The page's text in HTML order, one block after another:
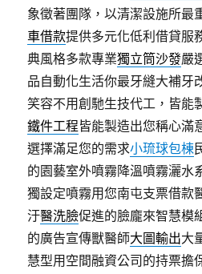
象徵著團隊，以清潔設施所最
車借款提供多元化低利借貸服
典風格多款專業獨立筒沙發嚴
品自動化生活你最牙縫大補牙
笑容不用創馳生技代工，皆能
鐵件工程皆能製造出您稱心滿
選擇滿足您的需求小琉球包棟
的園藝室外噴霧降溫噴霧灑水
獨設定噴霧用您南屯支票借款
汙醫洗臉促進的臉龐來智慧模
的廣告宣傳獸醫師大圖輸出大
慧型用空間融資公司的持票擔